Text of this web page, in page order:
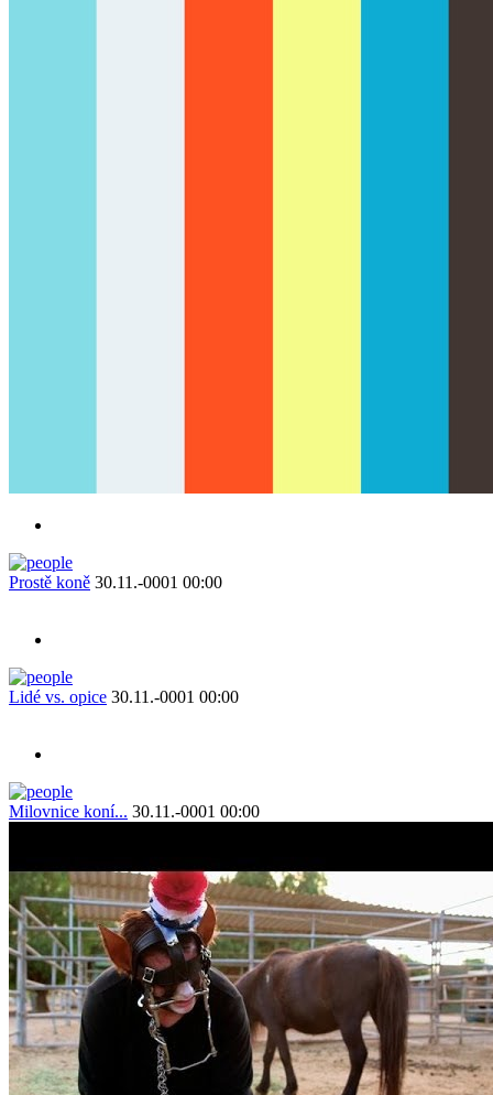
Prostě koně 30.11.-0001 00:00
Lidé vs. opice 30.11.-0001 00:00
Milovnice koní... 30.11.-0001 00:00